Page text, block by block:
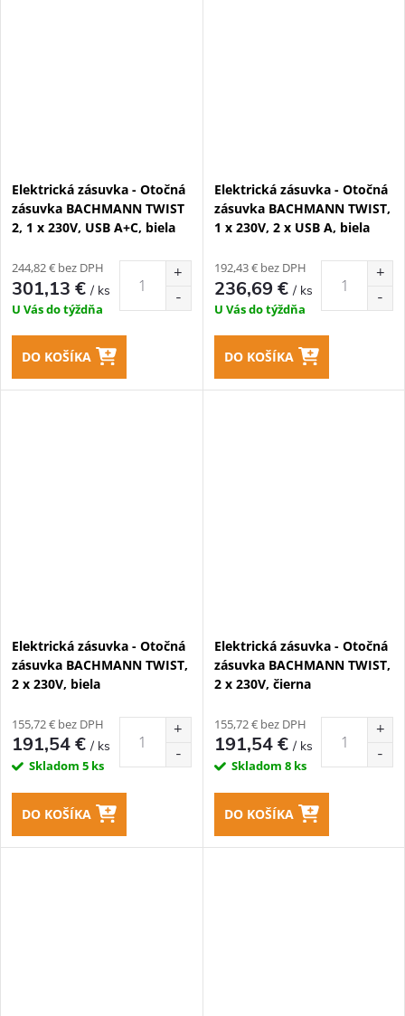
Elektrická zásuvka - Otočná
zásuvka BACHMANN TWIST
2, 1 x 230V, USB A+C, biela
244,82 € bez DPH
301,13 €/ ks
U Vás do týždňa
DO KOŠÍKA
Elektrická zásuvka - Otočná
zásuvka BACHMANN TWIST,
1 x 230V, 2 x USB A, biela
192,43 € bez DPH
236,69 €/ ks
U Vás do týždňa
DO KOŠÍKA
Elektrická zásuvka - Otočná
zásuvka BACHMANN TWIST,
2 x 230V, biela
155,72 € bez DPH
191,54 €/ ks
Skladom 5 ks
DO KOŠÍKA
Elektrická zásuvka - Otočná
zásuvka BACHMANN TWIST,
2 x 230V, čierna
155,72 € bez DPH
191,54 €/ ks
Skladom 8 ks
DO KOŠÍKA